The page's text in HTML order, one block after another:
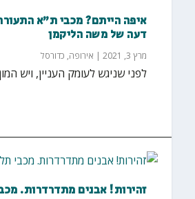
איפה הייתם? מכבי ת"א
דעה של משה הליקמן
מרץ 3, 2021 | אירופה, כדורסל
לפני שניגש לעומק העניין, ויש
זהירות! אבנים מתדרדרות.